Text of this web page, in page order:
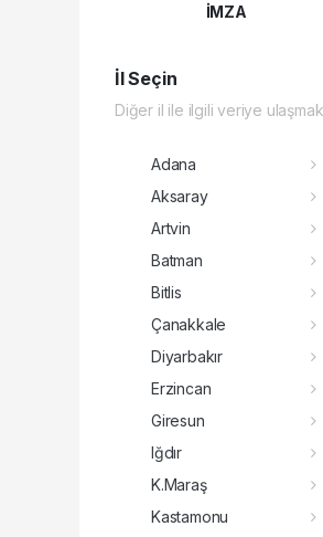
İMZA
İl Seçin
Diğer il ile ilgili veriye
Adana
Aksaray
Artvin
Batman
Bitlis
Çanakkale
Diyarbakır
Erzincan
Giresun
Iğdır
K.Maraş
Kastamonu